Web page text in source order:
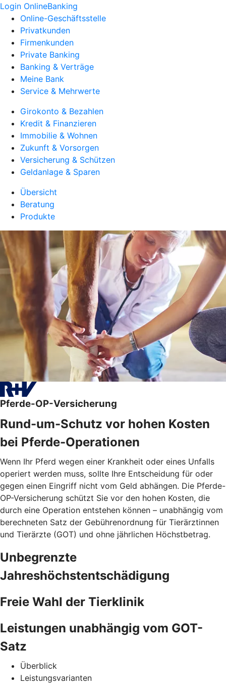
Login OnlineBanking
Online-Geschäftsstelle
Privatkunden
Firmenkunden
Private Banking
Banking & Verträge
Meine Bank
Service & Mehrwerte
Girokonto & Bezahlen
Kredit & Finanzieren
Immobilie & Wohnen
Zukunft & Vorsorgen
Versicherung & Schützen
Geldanlage & Sparen
Übersicht
Beratung
Produkte
Pferde-OP-Versicherung
Rund-um-Schutz vor hohen Kosten
bei Pferde-Operationen
Wenn Ihr Pferd wegen einer Krankheit oder eines Unfalls
operiert werden muss, sollte Ihre Entscheidung für oder
gegen einen Eingriff nicht vom Geld abhängen. Die Pferde-
OP-Versicherung schützt Sie vor den hohen Kosten, die
durch eine Operation entstehen können – unabhängig vom
berechneten Satz der Gebührenordnung für Tierärztinnen
und Tierärzte (GOT) und ohne jährlichen Höchstbetrag.
Unbegrenzte
Jahreshöchstentschädigung
Freie Wahl der Tierklinik
Leistungen unabhängig vom GOT-
Satz
Überblick
Leistungsvarianten